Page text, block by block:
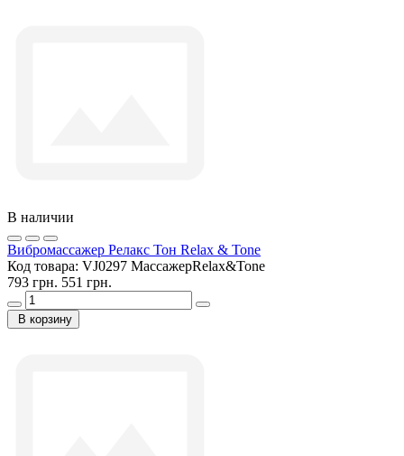
В наличии
Вибромассажер Релакс Тон Relax & Tone
Код товара: VJ0297 МассажерRelax&Tone
793 грн. 551 грн.
В корзину